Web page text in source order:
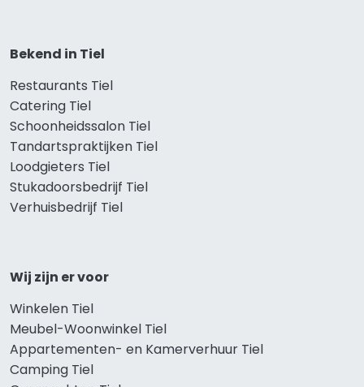
Bekend in Tiel
Restaurants Tiel
Catering Tiel
Schoonheidssalon Tiel
Tandartspraktijken Tiel
Loodgieters Tiel
Stukadoorsbedrijf Tiel
Verhuisbedrijf Tiel
Wij zijn er voor
Winkelen Tiel
Meubel-Woonwinkel Tiel
Appartementen- en Kamerverhuur Tiel
Camping Tiel